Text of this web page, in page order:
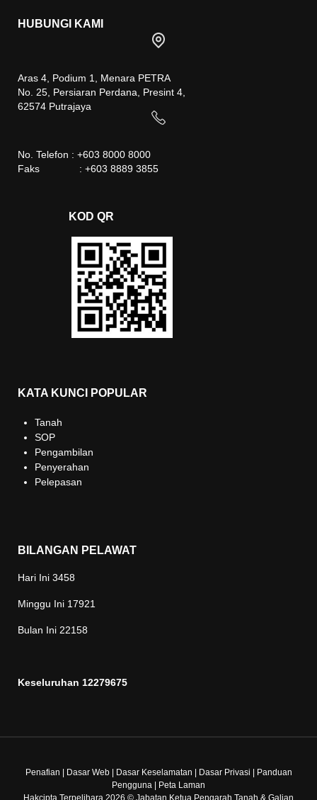
HUBUNGI KAMI
Aras 4, Podium 1, Menara PETRA
No. 25, Persiaran Perdana, Presint 4,
62574 Putrajaya
No. Telefon : +603 8000 8000
Faks : +603 8889 3855
KOD QR
KATA KUNCI POPULAR
Tanah
SOP
Pengambilan
Penyerahan
Pelepasan
BILANGAN PELAWAT
Hari Ini 3458
Minggu Ini 17921
Bulan Ini 22158
Keseluruhan 12279675
Penafian Dasar Web| Dasar Keselamatan Dasar Privasi
Panduan
Pengguna
Peta Laman
Hakcipta Terpelihara 2026 © Jabatan Ketua Pengarah Tanah & Galian